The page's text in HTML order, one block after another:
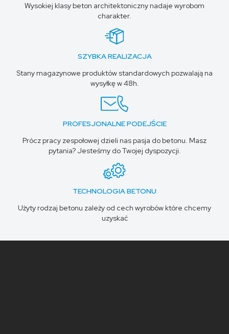
Wysokiej klasy beton architektoniczny nadaje wyrobom
charakter.
SZYBKA REALIZACJA
Stany magazynowe produktów standardowych pozwalają na
wysyłkę w 48h.
PROFESJONALNE PODEJŚCIE
Prócz pracy zespołowej dzieli nas pasja do betonu. Masz
pytania? Jesteśmy do Twojej dyspozycji.
TECHNOLOGIA BETONU
Użyty rodzaj betonu zależy od cech wyrobów które chcemy
uzyskać